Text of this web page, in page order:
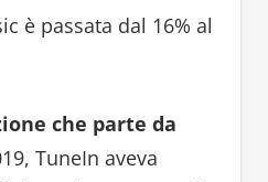
è passata dal 16% al
che parte da
TuneIn aveva